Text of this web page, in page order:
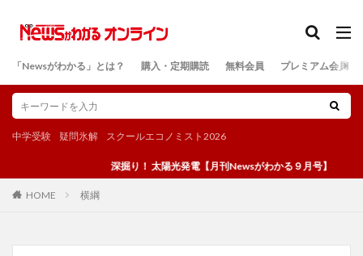
「Newsがわかる」とは？ 購入・定期購読 無料会員 プレミアム会員
中学受験 疑問氷解 スクールエコノミスト2026
深掘り！ 太陽光発電【月刊Newsがわかる９月号】
HOME 横綱
検索